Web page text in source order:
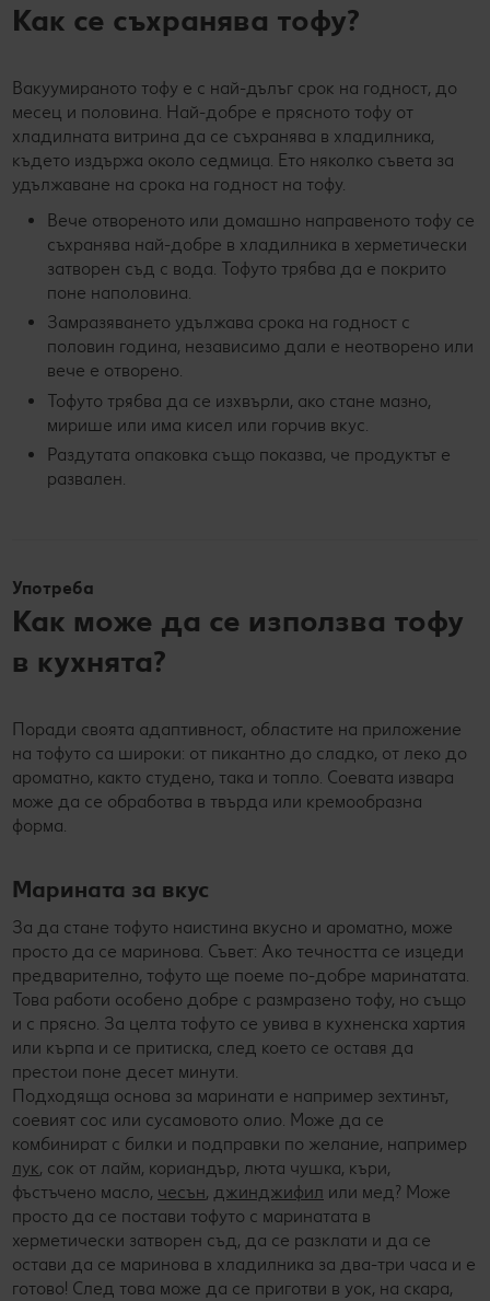
Как се съхранява тофу?
Вакуумираното тофу е с най-дълъг срок на годност, до
месец и половина. Най-добре е прясното тофу от
хладилната витрина да се съхранява в хладилника,
където издържа около седмица. Ето няколко съвета за
удължаване на срока на годност на тофу.
Вече отвореното или домашно направеното тофу се
съхранява най-добре в хладилника в херметически
затворен съд с вода. Тофуто трябва да е покрито
поне наполовина.
Замразяването удължава срока на годност с
половин година, независимо дали е неотворено или
вече е отворено.
Тофуто трябва да се изхвърли, ако стане мазно,
мирише или има кисел или горчив вкус.
Раздутата опаковка също показва, че продуктът е
развален.
Употреба
Как може да се използва тофу
в кухнята?
Поради своята адаптивност, областите на приложение
на тофуто са широки: от пикантно до сладко, от леко до
ароматно, както студено, така и топло. Соевата извара
може да се обработва в твърда или кремообразна
форма.
Марината за вкус
За да стане тофуто наистина вкусно и ароматно, може
просто да се маринова. Съвет: Ако течността се изцеди
предварително, тофуто ще поеме по-добре маринатата.
Това работи особено добре с размразено тофу, но също
и с прясно. За целта тофуто се увива в кухненска хартия
или кърпа и се притиска, след което се оставя да
престои поне десет минути.
Подходяща основа за маринати е например зехтинът,
соевият сос или сусамовото олио. Може да се
комбинират с билки и подправки по желание, например
лук, сок от лайм, кориандър, люта чушка, къри,
фъстъчено масло, чесън, джинджифил или мед? Може
просто да се постави тофуто с маринатата в
херметически затворен съд, да се разклати и да се
остави да се маринова в хладилника за два-три часа и е
готово! След това може да се приготви в уок, на скара,